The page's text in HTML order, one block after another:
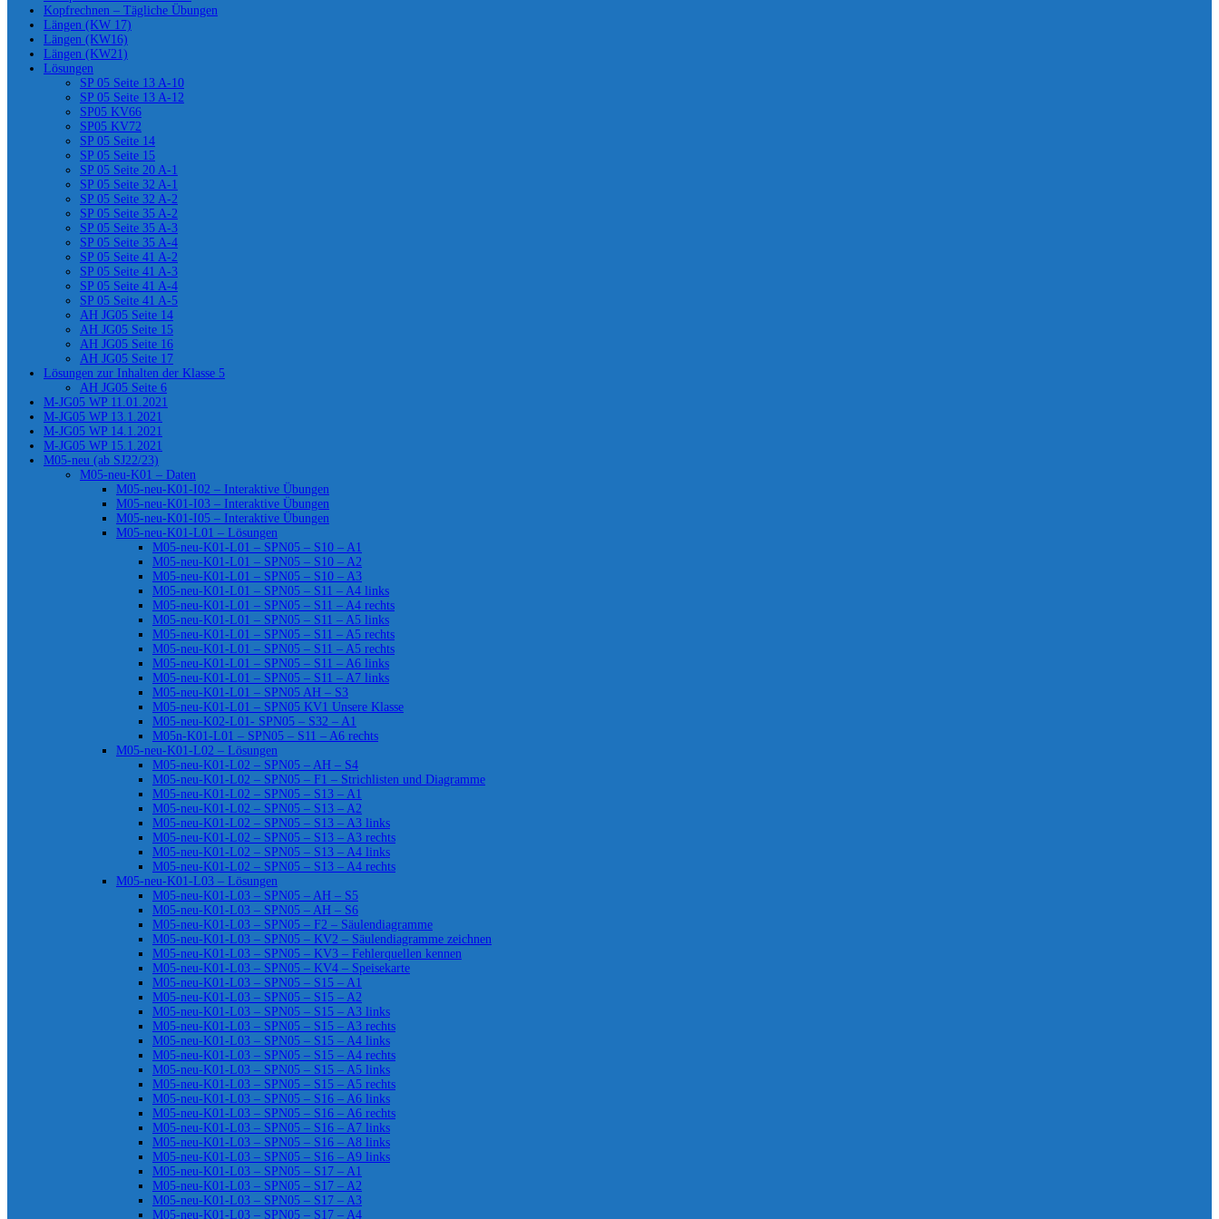
Kopfrechnen – Tägliche Übungen
Längen (KW 17)
Längen (KW16)
Längen (KW21)
Lösungen
SP 05 Seite 13 A-10
SP 05 Seite 13 A-12
SP05 KV66
SP05 KV72
SP 05 Seite 14
SP 05 Seite 15
SP 05 Seite 20 A-1
SP 05 Seite 32 A-1
SP 05 Seite 32 A-2
SP 05 Seite 35 A-2
SP 05 Seite 35 A-3
SP 05 Seite 35 A-4
SP 05 Seite 41 A-2
SP 05 Seite 41 A-3
SP 05 Seite 41 A-4
SP 05 Seite 41 A-5
AH JG05 Seite 14
AH JG05 Seite 15
AH JG05 Seite 16
AH JG05 Seite 17
Lösungen zur Inhalten der Klasse 5
AH JG05 Seite 6
M-JG05 WP 11.01.2021
M-JG05 WP 13.1.2021
M-JG05 WP 14.1.2021
M-JG05 WP 15.1.2021
M05-neu (ab SJ22/23)
M05-neu-K01 – Daten
M05-neu-K01-I02 – Interaktive Übungen
M05-neu-K01-I03 – Interaktive Übungen
M05-neu-K01-I05 – Interaktive Übungen
M05-neu-K01-L01 – Lösungen
M05-neu-K01-L01 – SPN05 – S10 – A1
M05-neu-K01-L01 – SPN05 – S10 – A2
M05-neu-K01-L01 – SPN05 – S10 – A3
M05-neu-K01-L01 – SPN05 – S11 – A4 links
M05-neu-K01-L01 – SPN05 – S11 – A4 rechts
M05-neu-K01-L01 – SPN05 – S11 – A5 links
M05-neu-K01-L01 – SPN05 – S11 – A5 rechts
M05-neu-K01-L01 – SPN05 – S11 – A5 rechts
M05-neu-K01-L01 – SPN05 – S11 – A6 links
M05-neu-K01-L01 – SPN05 – S11 – A7 links
M05-neu-K01-L01 – SPN05 AH – S3
M05-neu-K01-L01 – SPN05 KV1 Unsere Klasse
M05-neu-K02-L01- SPN05 – S32 – A1
M05n-K01-L01 – SPN05 – S11 – A6 rechts
M05-neu-K01-L02 – Lösungen
M05-neu-K01-L02 – SPN05 – AH – S4
M05-neu-K01-L02 – SPN05 – F1 – Strichlisten und Diagramme
M05-neu-K01-L02 – SPN05 – S13 – A1
M05-neu-K01-L02 – SPN05 – S13 – A2
M05-neu-K01-L02 – SPN05 – S13 – A3 links
M05-neu-K01-L02 – SPN05 – S13 – A3 rechts
M05-neu-K01-L02 – SPN05 – S13 – A4 links
M05-neu-K01-L02 – SPN05 – S13 – A4 rechts
M05-neu-K01-L03 – Lösungen
M05-neu-K01-L03 – SPN05 – AH – S5
M05-neu-K01-L03 – SPN05 – AH – S6
M05-neu-K01-L03 – SPN05 – F2 – Säulendiagramme
M05-neu-K01-L03 – SPN05 – KV2 – Säulendiagramme zeichnen
M05-neu-K01-L03 – SPN05 – KV3 – Fehlerquellen kennen
M05-neu-K01-L03 – SPN05 – KV4 – Speisekarte
M05-neu-K01-L03 – SPN05 – S15 – A1
M05-neu-K01-L03 – SPN05 – S15 – A2
M05-neu-K01-L03 – SPN05 – S15 – A3 links
M05-neu-K01-L03 – SPN05 – S15 – A3 rechts
M05-neu-K01-L03 – SPN05 – S15 – A4 links
M05-neu-K01-L03 – SPN05 – S15 – A4 rechts
M05-neu-K01-L03 – SPN05 – S15 – A5 links
M05-neu-K01-L03 – SPN05 – S15 – A5 rechts
M05-neu-K01-L03 – SPN05 – S16 – A6 links
M05-neu-K01-L03 – SPN05 – S16 – A6 rechts
M05-neu-K01-L03 – SPN05 – S16 – A7 links
M05-neu-K01-L03 – SPN05 – S16 – A8 links
M05-neu-K01-L03 – SPN05 – S16 – A9 links
M05-neu-K01-L03 – SPN05 – S17 – A1
M05-neu-K01-L03 – SPN05 – S17 – A2
M05-neu-K01-L03 – SPN05 – S17 – A3
M05-neu-K01-L03 – SPN05 – S17 – A4